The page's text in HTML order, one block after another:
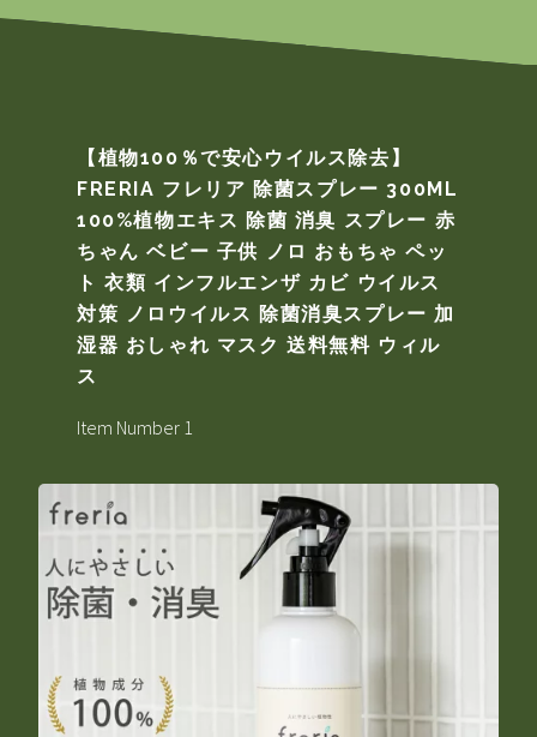
【植物100％で安心ウイルス除去】
FRERIA フレリア 除菌スプレー 300ML
100%植物エキス 除菌 消臭 スプレー 赤
ちゃん ベビー 子供 ノロ おもちゃ ペッ
ト 衣類 インフルエンザ カビ ウイルス
対策 ノロウイルス 除菌消臭スプレー 加
湿器 おしゃれ マスク 送料無料 ウィル
ス
Item Number 1